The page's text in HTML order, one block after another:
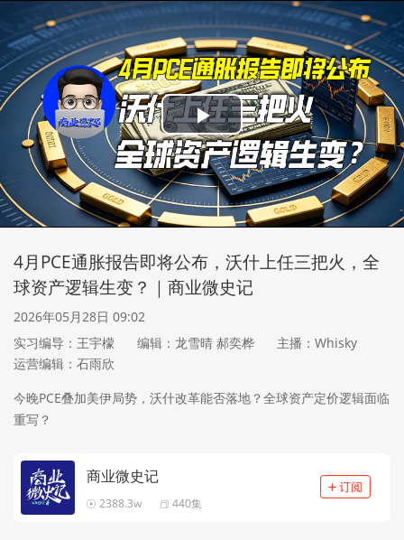
Play
Video
4月PCE通胀报告即将公布，沃什上任三把火，全
球资产逻辑生变？｜商业微史记
2026年05月28日 09:02
实习编导：王宇檬
编辑：龙雪晴 郝奕桦
主播：Whisky
运营编辑：石雨欣
今晚PCE叠加美伊局势，沃什改革能否落地？全球资产定价逻辑面临
重写？
商业微史记
2388.3w 440集